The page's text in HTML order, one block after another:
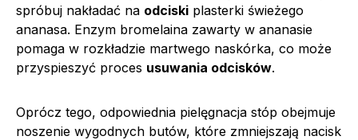
spróbuj nakładać na odciski plasterki świeżego
ananasa. Enzym bromelaina zawarty w ananasie
pomaga w rozkładzie martwego naskórka, co może
przyspieszyć proces usuwania odcisków.
Oprócz tego, odpowiednia pielęgnacja stóp obejmuje
noszenie wygodnych butów, które zmniejszają nacisk